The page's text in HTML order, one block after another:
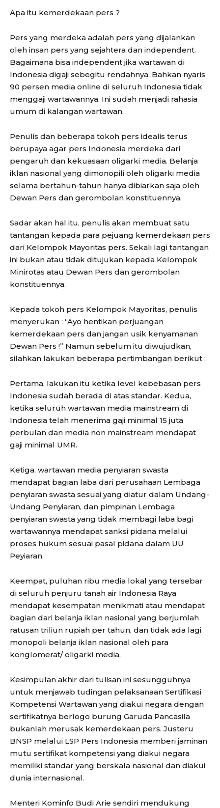
Apa itu kemerdekaan pers ?
Pers yang merdeka adalah pers yang dijalankan
oleh insan pers yang sejahtera dan independent.
Bagaimana bisa independent jika wartawan di
Indonesia digaji sebegitu rendahnya. Bahkan nyaris
90 persen media online di seluruh Indonesia tidak
menggaji wartawannya. Ini sudah menjadi rahasia
umum di kalangan wartawan.
Penulis dan beberapa tokoh pers idealis terus
berupaya agar pers Indonesia merdeka dari
pengaruh dan kekuasaan oligarki media. Belanja
iklan nasional yang dimonopili oleh oligarki media
selama bertahun-tahun hanya dibiarkan saja oleh
Dewan Pers dan gerombolan konstituennya.
Sadar akan hal itu, penulis akan membuat satu
tantangan kepada para pejuang kemerdekaan pers
dari Kelompok Mayoritas pers. Sekali lagi tantangan
ini bukan atau tidak ditujukan kepada Kelompok
Minirotas atau Dewan Pers dan gerombolan
konstituennya.
Kepada tokoh pers Kelompok Mayoritas, penulis
menyerukan : “Ayo hentikan perjuangan
kemerdekaan pers dan jangan usik kenyamanan
Dewan Pers !” Namun sebelum itu diwujudkan,
silahkan lakukan beberapa pertimbangan berikut :
Pertama, lakukan itu ketika level kebebasan pers
Indonesia sudah berada di atas standar. Kedua,
ketika seluruh wartawan media mainstream di
Indonesia telah menerima gaji minimal 15 juta
perbulan dan media non mainstream mendapat
gaji minimal UMR.
Ketiga, wartawan media penyiaran swasta
mendapat bagian laba dari perusahaan Lembaga
penyiaran swasta sesuai yang diatur dalam Undang-
Undang Penyiaran, dan pimpinan Lembaga
penyiaran swasta yang tidak membagi laba bagi
wartawannya mendapat sanksi pidana melalui
proses hukum sesuai pasal pidana dalam UU
Peyiaran.
Keempat, puluhan ribu media lokal yang tersebar
di seluruh penjuru tanah air Indonesia Raya
mendapat kesempatan menikmati atau mendapat
bagian dari belanja iklan nasional yang berjumlah
ratusan triliun rupiah per tahun, dan tidak ada lagi
monopoli belanja iklan nasional oleh para
konglomerat/ oligarki media.
Kesimpulan akhir dari tulisan ini sesungguhnya
untuk menjawab tudingan pelaksanaan Sertifikasi
Kompetensi Wartawan yang diakui negara dengan
sertifikatnya berlogo burung Garuda Pancasila
bukanlah merusak kemerdekaan pers. Justeru
BNSP melalui LSP Pers Indonesia memberi jaminan
mutu sertifikat kompetensi yang diakui negara
memiliki standar yang berskala nasional dan diakui
dunia internasional.
Menteri Kominfo Budi Arie sendiri mendukung